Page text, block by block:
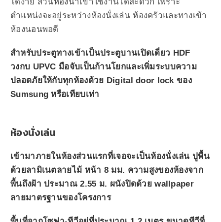
ตำแหน่งจะอยู่ระหว่างห้องนั่งเล่น ห้องครัวและทางเข้า
ห้องนอนพอดี
สำหรับประตูทางเข้าเป็นประตูบานเปิดเดี่ยว HDF
วงกบ UPVC มือจับเป็นก้านโยกและเพิ่มระบบความ
ปลอดภัยให้กับทุกห้องด้วย Digital door lock ของ
Sumsung หรือเทียบเท่า
ห้องนั่งเล่น
เข้ามาภายในห้องส่วนแรกที่เจอจะเป็นห้องนั่งเล่น ปูพื้น
ด้วยลามิเนตลายไม้ หน้า 8 มม. ความสูงของห้องจาก
พื้นถึงฝ้า ประมาณ 2.55 ม. ผนังปิดด้วย wallpaper
ลายมาตรฐานของโครงการ